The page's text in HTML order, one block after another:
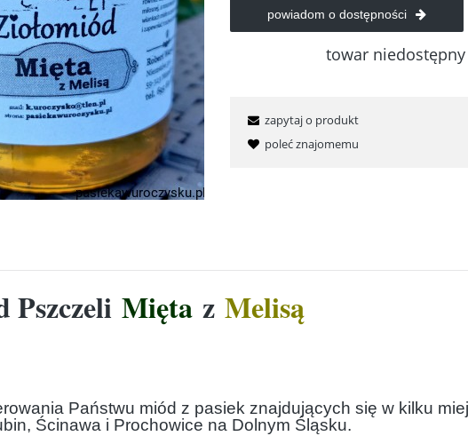
powiadom o dostępności
towar niedostępny
zapytaj o produkt
poleć znajomemu
Pszczeli Mięta z Melisą
Państwu miód z pasiek znajdujących się w kilku
Ścinawa i Prochowice na Dolnym Śląsku.